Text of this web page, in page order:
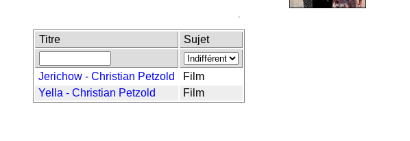
Titre Sujet
Jerichow - Christian Petzold
Film
Yella - Christian Petzold
Film